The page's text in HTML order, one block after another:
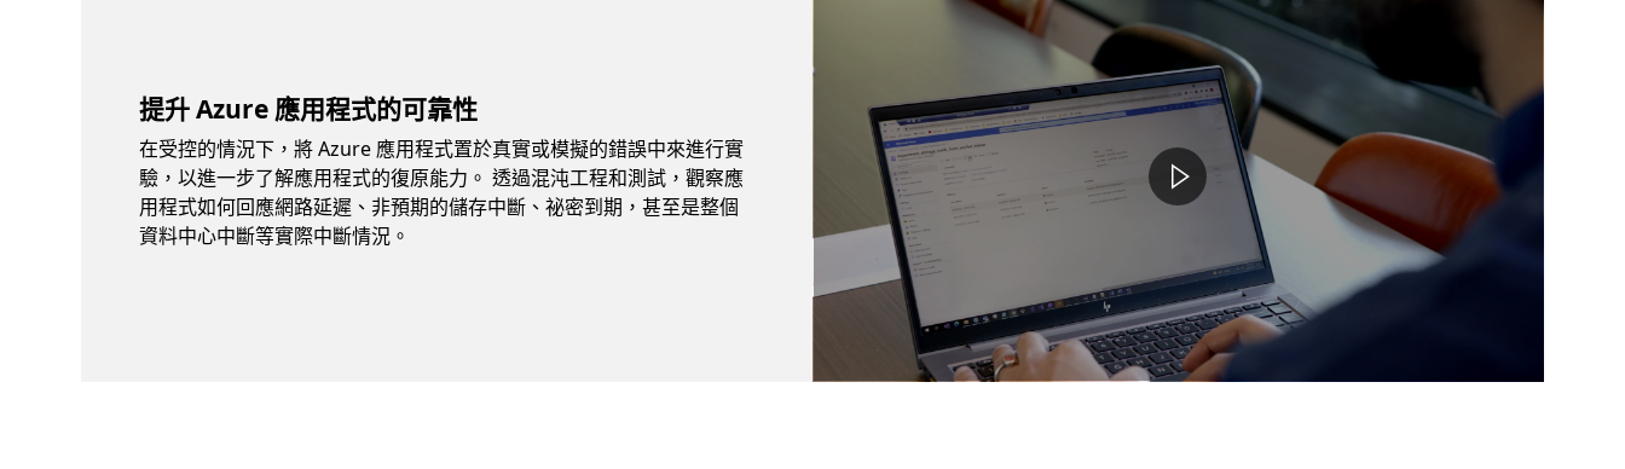
提升 Azure 應用程式的可靠性
在受控的情況下，將 Azure 應用程式置於真實或模擬的錯誤中來進行實
驗，以進一步了解應用程式的復原能力。 透過混沌工程和測試，觀察應
用程式如何回應網路延遲、非預期的儲存中斷、祕密到期，甚至是整個
資料中心中斷等實際中斷情況。